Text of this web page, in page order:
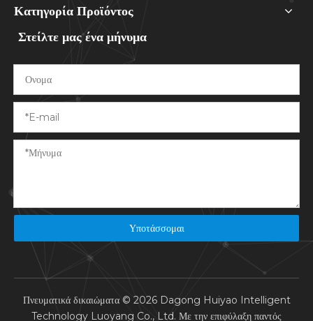
Κατηγορία Προϊόντος
Στείλτε μας ένα μήνυμα
Υποτάσσομαι
Πνευματικά δικαιώματα © 2026Dagong Huiyao Intelligent
Technology Luoyang Co., Ltd. Με την επιφύλαξη παντός